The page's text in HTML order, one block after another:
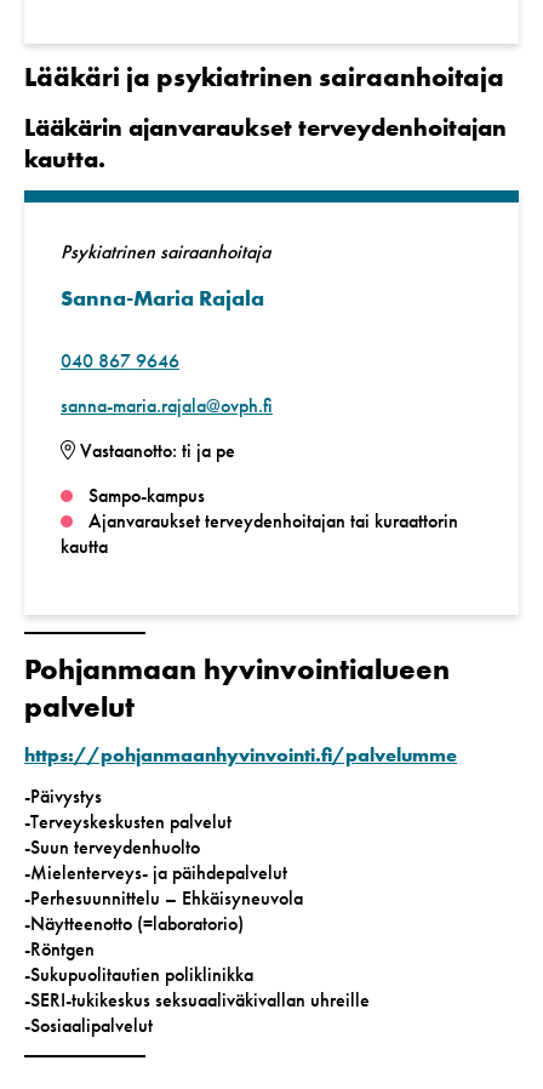
Lääkäri ja psykiatrinen sairaanhoitaja
Lääkärin ajanvaraukset terveydenhoitajan
kautta.
Psykiatrinen sairaanhoitaja
Sanna-Maria Rajala
040 867 9646
sanna-maria.rajala@ovph.fi
Vastaanotto: ti ja pe
Sampo-kampus
Ajanvaraukset terveydenhoitajan tai kuraattorin
kautta
Pohjanmaan hyvinvointialueen
palvelut
https://pohjanmaanhyvinvointi.fi/palvelumme
-Päivystys
-Terveyskeskusten palvelut
-Suun terveydenhuolto
-Mielenterveys- ja päihdepalvelut
-Perhesuunnittelu – Ehkäisyneuvola
-Näytteenotto (=laboratorio)
-Röntgen
-Sukupuolitautien poliklinikka
-SERI-tukikeskus seksuaaliväkivallan uhreille
-Sosiaalipalvelut